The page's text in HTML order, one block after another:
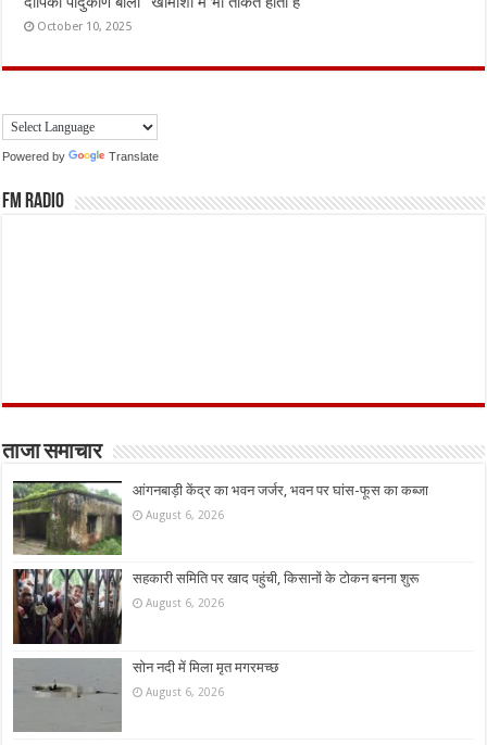
October 10, 2025
Powered by Translate
FM Radio
ताजा समाचार
आंगनबाड़ी केंद्र का भवन जर्जर, भवन पर घांस-फूस का कब्जा
August 6, 2026
सहकारी समिति पर खाद पहुंची, किसानों के टोकन बनना शुरू
August 6, 2026
सोन नदी में मिला मृत मगरमच्छ
August 6, 2026